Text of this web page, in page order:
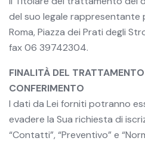
del suo legale rappresentante
Roma, Piazza dei Prati degli
fax 06 39742304.
FINALITÀ DEL
CONFERIMENTO
I dati da Lei forniti potranno
evadere la Sua richiesta di
“Contatti”, “Preventivo” e